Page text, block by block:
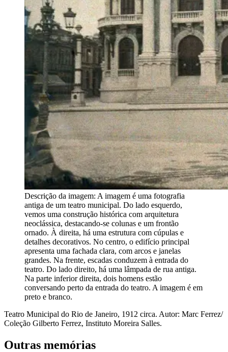
Descrição da imagem: A imagem é uma fotografia
antiga de um teatro municipal. Do lado esquerdo,
vemos uma construção histórica com arquitetura
neoclássica, destacando-se colunas e um frontão
ornado. À direita, há uma estrutura com cúpulas e
detalhes decorativos. No centro, o edifício principal
apresenta uma fachada clara, com arcos e janelas
grandes. Na frente, escadas conduzem à entrada do
teatro. Do lado direito, há uma lâmpada de rua antiga.
Na parte inferior direita, dois homens estão
conversando perto da entrada do teatro. A imagem é em
preto e branco.
Teatro Municipal do Rio de Janeiro, 1912 circa. Autor: Marc Ferrez/
Coleção Gilberto Ferrez, Instituto Moreira Salles.
Outras memórias